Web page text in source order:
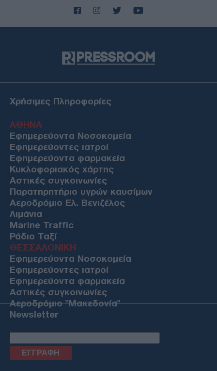
Χρήσιμες Πληροφορίες
ΑΘΗΝΑ
Εφημερεύοντα Νοσοκομεία
Εφημερεύοντες ιατροί
Εφημερεύοντα φαρμακεία
Κυκλοφοριακός χάρτης
Αστικές συγκοινωνίες
Παρατηρητήριο υγρών καυσίμων
Αεροδρόμιο Ελ. Βενιζέλος
Λιμάνια
Marine Traffic
Ράδιο Ταξί
ΘΕΣΣΑΛΟΝΙΚΗ
Εφημερεύοντα Νοσοκομεία
Εφημερεύοντες ιατροί
Εφημερεύοντα φαρμακεία
Αστικές συγκοινωνίες
Αεροδρόμιο "Μακεδονία"
Newsletter